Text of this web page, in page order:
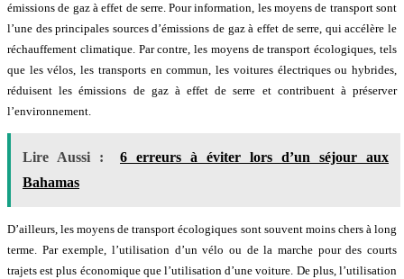
émissions de gaz à effet de serre. Pour information, les moyens de transport sont
l’une des principales sources d’émissions de gaz à effet de serre, qui accélère le
réchauffement climatique. Par contre, les moyens de transport écologiques, tels
que les vélos, les transports en commun, les voitures électriques ou hybrides,
réduisent les émissions de gaz à effet de serre et contribuent à préserver
l’environnement.
Lire Aussi :
6 erreurs à éviter lors d’un séjour aux
Bahamas
D’ailleurs, les moyens de transport écologiques sont souvent moins chers à long
terme. Par exemple, l’utilisation d’un vélo ou de la marche pour des courts
trajets est plus économique que l’utilisation d’une voiture. De plus, l’utilisation